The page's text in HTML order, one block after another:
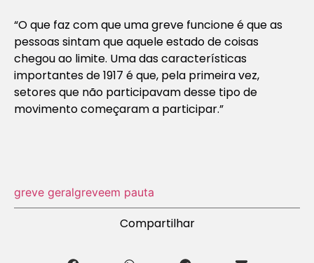
“O que faz com que uma greve funcione é que as
pessoas sintam que aquele estado de coisas
chegou ao limite. Uma das características
importantes de 1917 é que, pela primeira vez,
setores que não participavam desse tipo de
movimento começaram a participar.”
greve geralgreveem pauta
Compartilhar